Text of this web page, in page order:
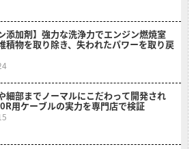
添加剤】強力な洗浄力でエンジン燃焼室
積物を取り除き、失われたパワーを取り戻
細部までノーマルにこだわって開発され
用ケーブルの実力を専門店で検証